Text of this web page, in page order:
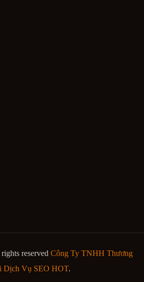
reserved Công Ty TNHH Thương
Dịch Vụ SEO HOT.